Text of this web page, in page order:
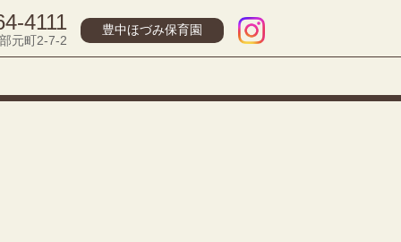
4111
元町2-7-2
豊中ほづみ保育園